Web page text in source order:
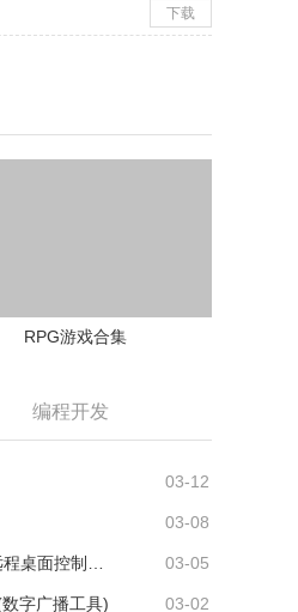
下载
RPG游戏合集
编程开发
03-12
03-08
03-05
字广播工具) 03-02